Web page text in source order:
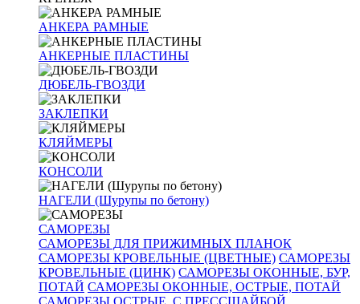
АНКЕРА РАМНЫЕ
АНКЕРНЫЕ ПЛАСТИНЫ
ДЮБЕЛЬ-ГВОЗДИ
ЗАКЛЕПКИ
КЛЯЙМЕРЫ
КОНСОЛИ
НАГЕЛИ (Шурупы по бетону)
САМОРЕЗЫ
САМОРЕЗЫ ДЛЯ ПРИЖИМНЫХ ПЛАНОК
САМОРЕЗЫ КРОВЕЛЬНЫЕ (ЦВЕТНЫЕ) САМОРЕЗЫ
КРОВЕЛЬНЫЕ (ЦИНК) САМОРЕЗЫ ОКОННЫЕ, БУР,
ПОТАЙ САМОРЕЗЫ ОКОННЫЕ, ОСТРЫЕ, ПОТАЙ
САМОРЕЗЫ ОСТРЫЕ, С ПРЕССШАЙБОЙ